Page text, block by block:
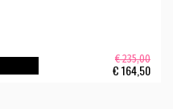
€ 235,00
€164,50